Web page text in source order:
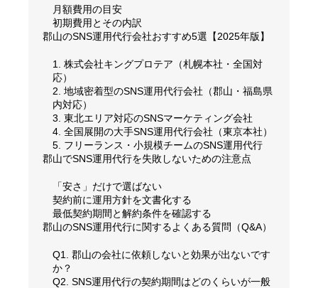
月額費用の目安
初期費用とその内訳
郡山のSNS運用代行会社おすすめ5選【2025年版】
1. 株式会社キングプロテア（札幌本社・全国対
応）
2. 地域密着型のSNS運用代行会社（郡山・福島県
内対応）
3. 東北エリア対応のSNSマーケティング会社
4. 全国展開の大手SNS運用代行会社（東京本社）
5. フリーランス・小規模チームのSNS運用代行
郡山でSNS運用代行を失敗しないための注意点
「安さ」だけで選ばない
契約前に運用方針を文書化する
最低契約期間と解約条件を確認する
郡山のSNS運用代行に関するよくある質問（Q&A）
Q1. 郡山の会社に依頼しないと効果が出ないです
か？
Q2. SNS運用代行の契約期間はどのくらいが一般